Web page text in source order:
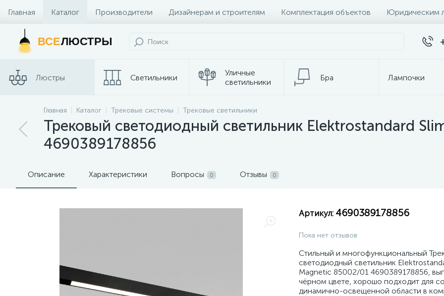
Главная Каталог Производители Дизайнерам и строителям Комплектация объектов Юридическим
Контакты и Магазины
ВСЕЛЮСТРЫ
Люстры Светильники
Уличные
светильники
Бра Лампочки
Споты
Трековые
Электротовары
лампы
Главная Каталог Трековые системы Трековые светильники
Трековый светодиодный светильник Elektrostandard
4690389178856
Описание Характеристики Вопросы 0 Отзывы 0
Артикул: 4690389178856
Пока нет отзывов
Стильный и многофункциональный
светодиодный светильник
Magnetic 85002/01 4690389178856,
чёрном цвете, хорошо подходит для
динамично-освещенной области в